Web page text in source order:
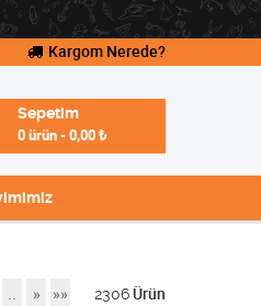
Kargom Nerede?
Sepetim
0 ürün - 0,00 ₺
2306Ürün
» »»